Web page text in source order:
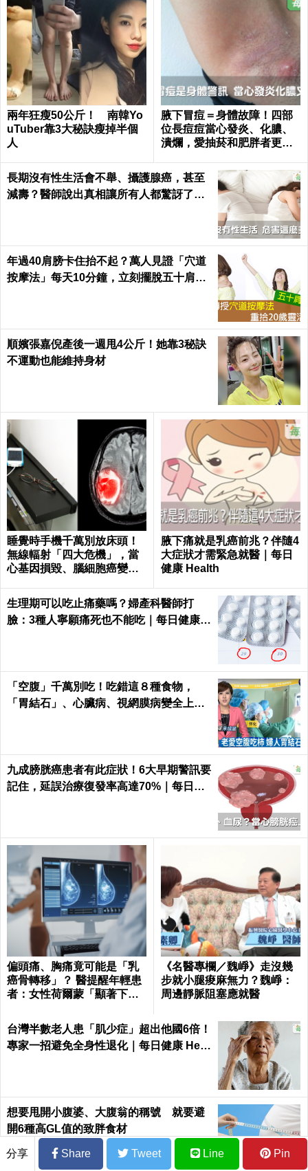
兩年狂瘦50公斤！ 南韓Yo
uTuber靠3大秘訣瘦掉半個
人
腋下冒痘＝身體故障！四部
位長痘痘當心發炎、化膿、
潰爛，愛抽菸和肥胖者更要
長期沒有性生活會不舉、攝護腺癌，甚至
減壽？醫師說出真相讓所有人都驚訝了！
年過40肩膀卡住抬不起？萬人見證「穴道
按摩法」每天10分鐘，立刻擺脫五十肩｜
順嬪張嘉倪產後一週甩4公斤！她靠3秘訣
不運動也能維持身材
睡覺時手機千萬別放床頭！
無線輻射「四大危機」，當
心基因損毀、腦細胞癌變！
腋下痛就是乳癌前兆？伴隨4
大症狀才需緊急就醫｜每日
健康 Health
生理期可以吃止痛藥嗎？婦產科醫師打
臉：3種人寧願痛死也不能吃｜每日健康 H
「空腹」千萬別吃！吃錯這８種食物，
「胃結石」、心臟病、視網膜病變全上身
九成膀胱癌患者有此症狀！6大早期警訊要
記住，延誤治療復發率高達70%｜每日健
偏頭痛、胸痛竟可能是「乳
癌骨轉移」？ 醫提醒年輕患
者：女性荷爾蒙「顯著下
《名醫專欄／魏崢》走沒幾
步就小腿痠麻無力？魏崢：
周邊靜脈阻塞應就醫
台灣半數老人患「肌少症」超出他國6倍！
專家一招避免全身性退化｜每日健康 Heal
想要甩開小腹婆、大腹翁的稱號 就要避
開6種高GL值的致胖食材
分享 Share Tweet Line Pin